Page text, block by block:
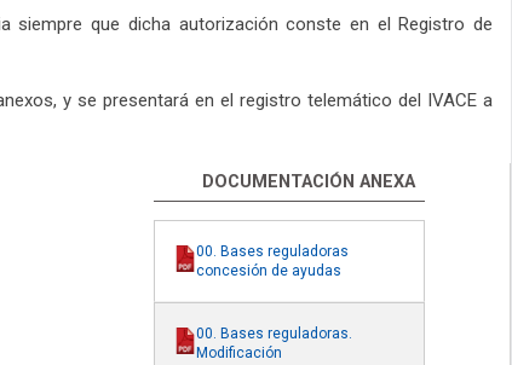
siempre que dicha autorización conste en el Registro de
y se presentará en el registro telemático del IVACE a
DOCUMENTACIÓN ANEXA
00. Bases reguladoras
concesión de ayudas
00. Bases reguladoras.
Modificación